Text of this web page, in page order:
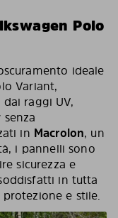
Polo
ideale
Variant,
raggi UV,
in Macrolon, un
i pannelli sono
sicurezza e
in tutta
e stile.